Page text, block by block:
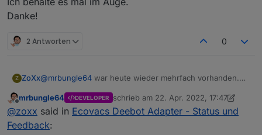
Danke!
2 Antworten 0
Z ZoXx@mrbungle64 war heute wieder mehrfach vorhanden.
Danke!
mrbungle64 DEVELOPER schrieb am 22. Apr. 2022, 17:47
zuletzt editiert von mrbungle64
@zoxx said in Ecovacs Deebot Adapter - Status und
Feedback: